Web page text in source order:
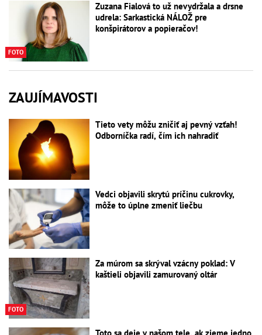
FOTO
Zuzana Fialová to už nevydržala a drsne
udrela: Sarkastická NÁLOŽ pre
konšpirátorov a popieračov!
ZAUJÍMAVOSTI
Tieto vety môžu zničiť aj pevný vzťah!
Odborníčka radí, čím ich nahradiť
Vedci objavili skrytú príčinu cukrovky,
môže to úplne zmeniť liečbu
FOTO
Za múrom sa skrýval vzácny poklad: V
kaštieli objavili zamurovaný oltár